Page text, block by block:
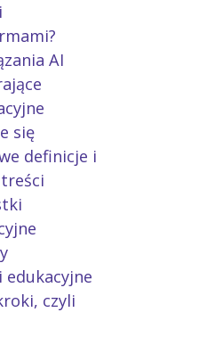
AI
się
definicje i
edukacyjne
czyli